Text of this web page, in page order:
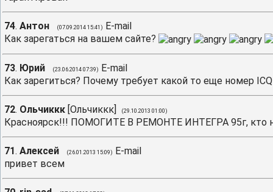
74. Антон (07.09.2014 15:41) E-mail
Как зарегаться на вашем сайте?
73. Юрий (23.06.2014 07:39) E-mail
Как зарегиться? Почему требует какой то еще номер
72. Ольчиккк [Ольчиккк] (29.10.2013 01:00)
Красноярск!!! ПОМОГИТЕ В РЕМОНТЕ ИНТЕГРА 95г, кто
71. Алексей (26.01.2013 15:09) E-mail
привет всем